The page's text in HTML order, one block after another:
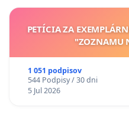
PETÍCIA ZA
"ZOZNAMU
1 051 podpisov
544 Podpisy / 30 dni
5 Jul 2026